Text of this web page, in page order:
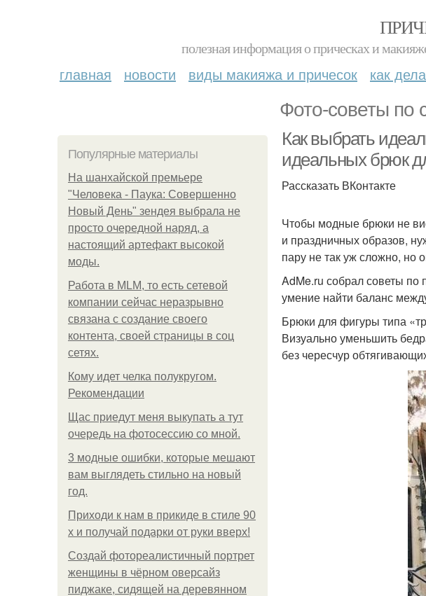
полезная информация о прическах и
главная новости виды макияжа и причесок как
Фото-советы по
Популярные материалы
На шанхайской премьере
"Человека - Паука: Совершенно
Новый День" зендея выбрала не
просто очередной наряд, а
настоящий артефакт высокой
моды.
Работа в MLM, то есть сетевой
компании сейчас неразрывно
связана с создание своего
контента, своей страницы в соц
сетях.
Кому идет челка полукругом.
Рекомендации
Щас приедут меня выкупать а тут
очередь на фотосессию со мной.
3 модные ошибки, которые мешают
вам выглядеть стильно на новый
год.
Приходи к нам в прикиде в стиле 90
х и получай подарки от руки вверх!
Создай фотореалистичный портрет
женщины в чёрном оверсайз
пиджаке, сидящей на деревянном
Как выбрать
идеальных брюк
Рассказать ВКонтакте
Чтобы модные брюки не
и праздничных образов,
пару не так уж сложно, но
AdMe.ru собрал советы по
умение найти баланс
Брюки для фигуры типа
Визуально уменьшить
без чересчур